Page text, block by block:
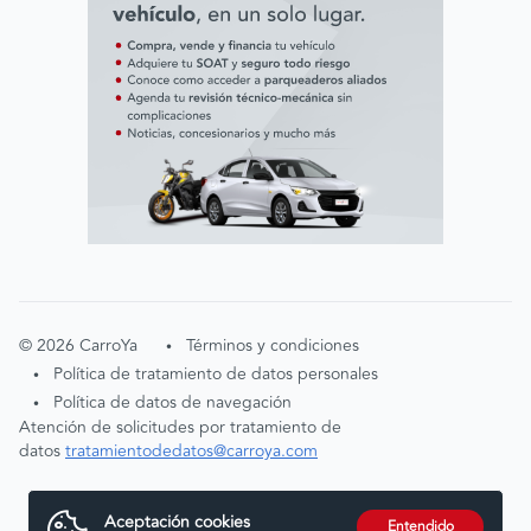
©2026 CarroYa • Términos y condiciones
• Política de tratamiento de datos personales
•
Política de datos de navegación
Atención de solicitudes por tratamiento de
datostratamientodedatos@carroya.com
Aceptación cookies